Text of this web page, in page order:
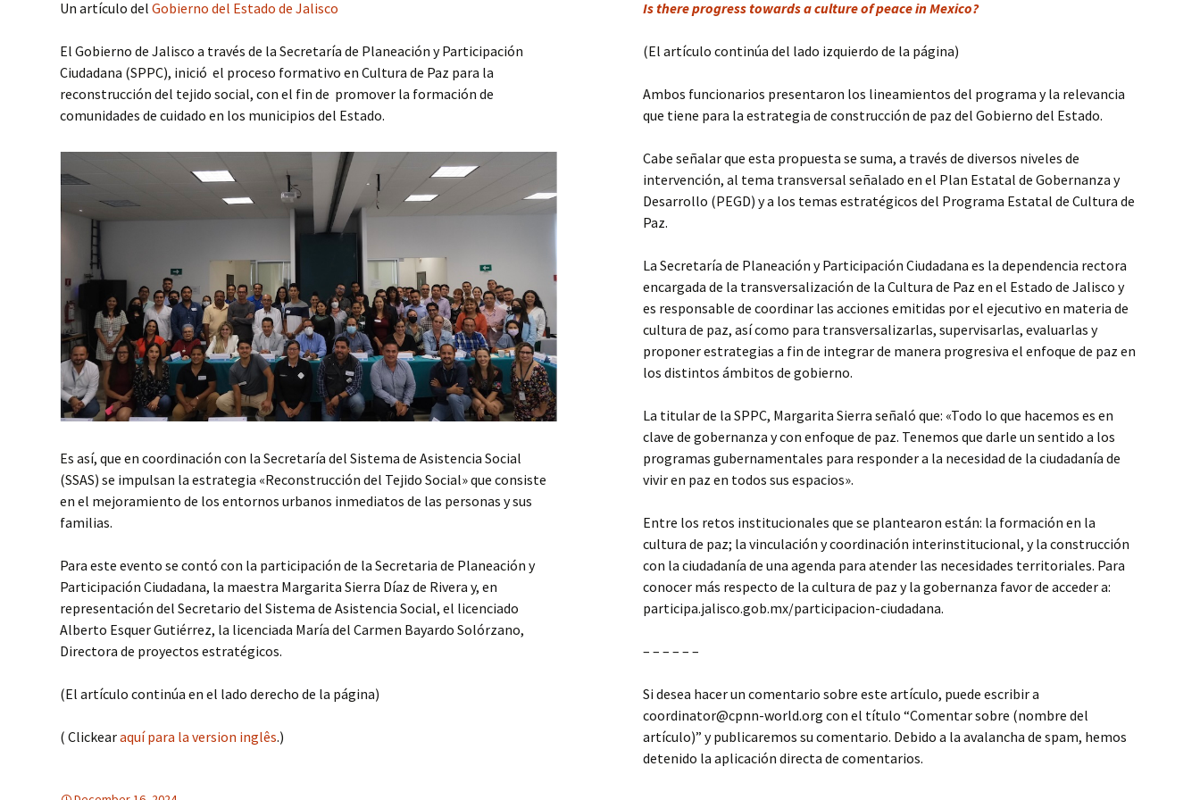
Un artículo delGobierno del Estado de Jalisco
El Gobierno de Jalisco a través de la Secretaría de Planeación y Participación
Ciudadana (SPPC), inició el proceso formativo en Cultura de Paz para la
reconstrucción del tejido social, con el fin de promover la formación de
comunidades de cuidado en los municipios del Estado.
Es así, que en coordinación con la Secretaría del Sistema de Asistencia Social
(SSAS) se impulsan la estrategia «Reconstrucción del Tejido Social» que consiste
en el mejoramiento de los entornos urbanos inmediatos de las personas y sus
familias.
Para este evento se contó con la participación de la Secretaria de Planeación y
Participación Ciudadana, la maestra Margarita Sierra Díaz de Rivera y, en
representación del Secretario del Sistema de Asistencia Social, el licenciado
Alberto Esquer Gutiérrez, la licenciada María del Carmen Bayardo Solórzano,
Directora de proyectos estratégicos.
(El artículo continúa en el lado derecho de la página)
( Clickearaquí para la version inglês.)
Is there progress towards a culture of peace in Mexico?
(El artículo continúa del lado izquierdo de la página)
Ambos funcionarios presentaron los lineamientos del programa y la relevancia
que tiene para la estrategia de construcción de paz del Gobierno del Estado.
Cabe señalar que esta propuesta se suma, a través de diversos niveles de
intervención, al tema transversal señalado en el Plan Estatal de Gobernanza y
Desarrollo (PEGD) y a los temas estratégicos del Programa Estatal de Cultura de
Paz.
La Secretaría de Planeación y Participación Ciudadana es la dependencia rectora
encargada de la transversalización de la Cultura de Paz en el Estado de Jalisco y
es responsable de coordinar las acciones emitidas por el ejecutivo en materia de
cultura de paz, así como para transversalizarlas, supervisarlas, evaluarlas y
proponer estrategias a fin de integrar de manera progresiva el enfoque de paz en
los distintos ámbitos de gobierno.
La titular de la SPPC, Margarita Sierra señaló que: «Todo lo que hacemos es en
clave de gobernanza y con enfoque de paz. Tenemos que darle un sentido a los
programas gubernamentales para responder a la necesidad de la ciudadanía de
vivir en paz en todos sus espacios».
Entre los retos institucionales que se plantearon están: la formación en la
cultura de paz; la vinculación y coordinación interinstitucional, y la construcción
con la ciudadanía de una agenda para atender las necesidades territoriales. Para
conocer más respecto de la cultura de paz y la gobernanza favor de acceder a:
participa.jalisco.gob.mx/participacion-ciudadana.
– – – – – –
Si desea hacer un comentario sobre este artículo, puede escribir a
coordinator@cpnn-world.org con el título “Comentar sobre (nombre del
artículo)” y publicaremos su comentario. Debido a la avalancha de spam, hemos
detenido la aplicación directa de comentarios.